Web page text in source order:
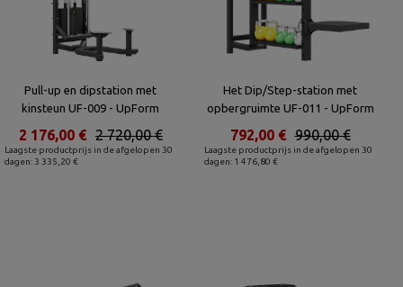
Pull-up en dipstation met
kinsteun UF-009 - UpForm
Laagste productprijs in de afgelopen 30
dagen: 3 335,20 €
2 720,00 €
2 176,00 €
Het Dip/Step-station met
opbergruimte UF-011 - UpForm
Laagste productprijs in de afgelopen 30
dagen: 1 476,80 €
990,00 €
792,00 €